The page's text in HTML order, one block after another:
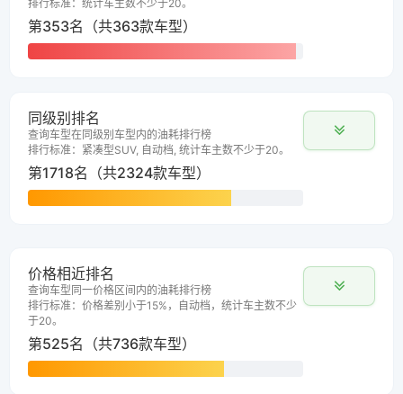
排行标准：统计车主数不少于20。
第353名（共363款车型）
同级别排名
查询车型在同级别车型内的油耗排行榜
排行标准：紧凑型SUV, 自动档, 统计车主数不少于20。
第1718名（共2324款车型）
价格相近排名
查询车型同一价格区间内的油耗排行榜
排行标准：价格差别小于15%，自动档，统计车主数不少
于20。
第525名（共736款车型）